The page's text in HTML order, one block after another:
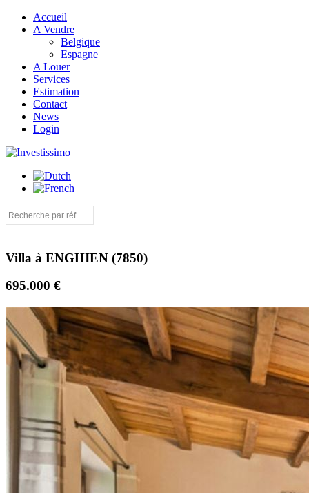
Accueil
A Vendre
Belgique
Espagne
A Louer
Services
Estimation
Contact
News
Login
Villa à ENGHIEN (7850)
695.000 €